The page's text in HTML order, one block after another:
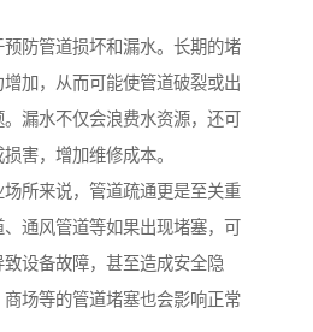
防管道损坏和漏水。长期的堵
加，从而可能使管道破裂或出
漏水不仅会浪费水资源，还可
害，增加维修成本。
所来说，管道疏通更是至关重
通风管道等如果出现堵塞，可
设备故障，甚至造成安全隐
场等的管道堵塞也会影响正常